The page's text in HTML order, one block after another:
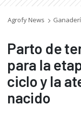
Agrofy News
Parto de
para la
ciclo y la
nacido